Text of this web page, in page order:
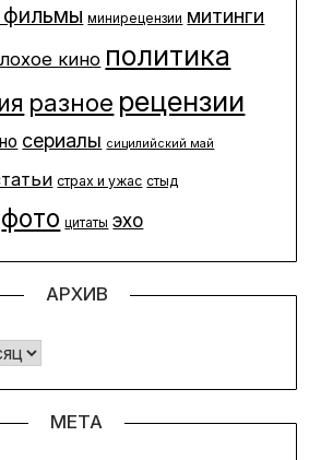
минирецензии митинги
кино политика
разное рецензии
сериалы сицилийский май
страх и ужас стыд
фото цитаты эхо
АРХИВ
МЕТА